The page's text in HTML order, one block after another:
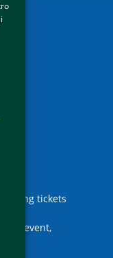
tickets
the event,